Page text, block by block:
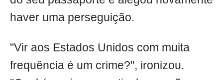
haver uma perseguição.
"Vir aos Estados Unidos com muita
frequência é um crime?", ironizou.